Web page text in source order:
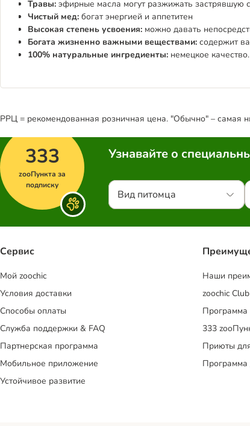
Травы: эфирные масла могут разжижать застрявшую
Чистый мед: богат энергией и аппетитен
Высокая степень усвоения: можно давать
Богата жизненно важными веществами: содержит
100% натуральные ингредиенты: немецкое качество.
РРЦ = рекомендованная розничная цена. "Обычно" – самая
333
zooПункта за
подписку
Узнавайте о
Вид питомца
Сервис
Mой zoochic
Условия доставки
Способы оплаты
Служба поддержки & FAQ
Партнерская программа
Мобильное приложение
Устойчивое развитие
Наши
zoochic Club
Программа
333
Приюты
Программа